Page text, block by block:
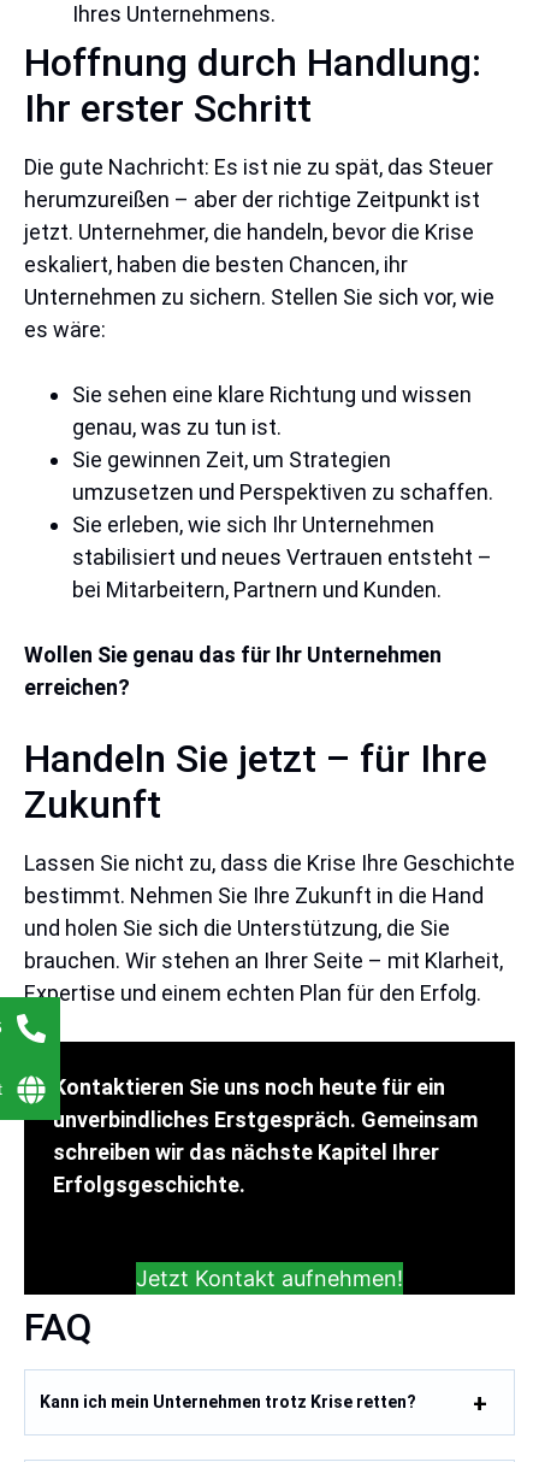
Ihres Unternehmens.
Hoffnung durch Handlung:
Ihr erster Schritt
Die gute Nachricht: Es ist nie zu spät, das Steuer
herumzureißen – aber der richtige Zeitpunkt ist
jetzt. Unternehmer, die handeln, bevor die Krise
eskaliert, haben die besten Chancen, ihr
Unternehmen zu sichern. Stellen Sie sich vor, wie
es wäre:
Sie sehen eine klare Richtung und wissen
genau, was zu tun ist.
Sie gewinnen Zeit, um Strategien
umzusetzen und Perspektiven zu schaffen.
Sie erleben, wie sich Ihr Unternehmen
stabilisiert und neues Vertrauen entsteht –
bei Mitarbeitern, Partnern und Kunden.
Wollen Sie genau das für Ihr Unternehmen
erreichen?
Handeln Sie jetzt – für Ihre
Zukunft
Lassen Sie nicht zu, dass die Krise Ihre Geschichte
bestimmt. Nehmen Sie Ihre Zukunft in die Hand
und holen Sie sich die Unterstützung, die Sie
brauchen. Wir stehen an Ihrer Seite – mit Klarheit,
Expertise und einem echten Plan für den Erfolg.
Kontaktieren Sie uns noch heute für ein
unverbindliches Erstgespräch. Gemeinsam
schreiben wir das nächste Kapitel Ihrer
Erfolgsgeschichte.
Jetzt Kontakt aufnehmen!
FAQ
Kann ich mein Unternehmen trotz Krise retten?